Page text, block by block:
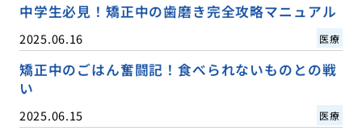
中学生必見！矯正中の歯磨き完全攻略マニュアル
2025.06.16 医療
矯正中のごはん奮闘記！食べられないものとの戦
い
2025.06.15 医療